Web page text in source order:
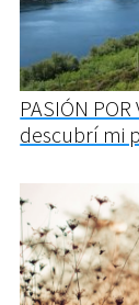
PASIÓN
descubrí mi